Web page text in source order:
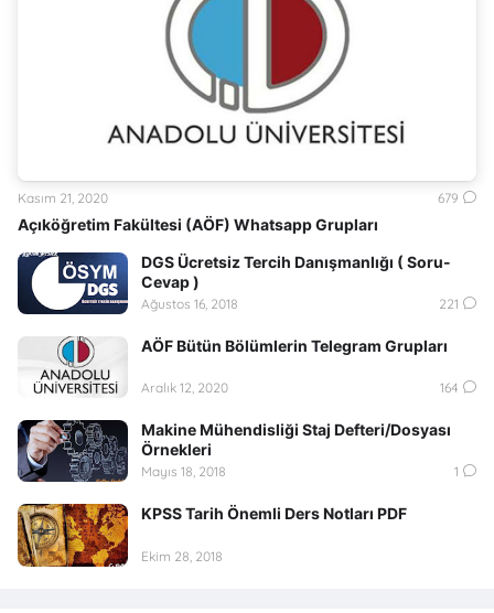
Açıköğretim Fakültesi (AÖF) Whatsapp Grupları
Kasım 21, 2020 679
DGS Ücretsiz Tercih Danışmanlığı ( Soru-
Cevap )
Ağustos 16, 2018 221
AÖF Bütün Bölümlerin Telegram Grupları
Aralık 12, 2020 164
Makine Mühendisliği Staj Defteri/Dosyası
Örnekleri
Mayıs 18, 2018 1
KPSS Tarih Önemli Ders Notları PDF
Ekim 28, 2018